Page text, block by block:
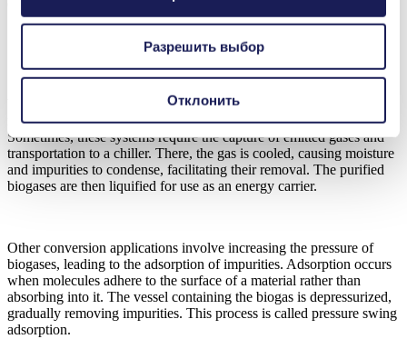
Разрешить выбор
Отклонить
Gas Conversion Applications Present
Several Transfer Challenges
While there are a variety of ways to convert manure pit emissions,
most require challenging processes and complex systems.
Sometimes, these systems require the capture of emitted gases and
transportation to a chiller. There, the gas is cooled, causing moisture
and impurities to condense, facilitating their removal. The purified
biogases are then liquified for use as an energy carrier.
Other conversion applications involve increasing the pressure of
biogases, leading to the adsorption of impurities. Adsorption occurs
when molecules adhere to the surface of a material rather than
absorbing into it. The vessel containing the biogas is depressurized,
gradually removing impurities. This process is called pressure swing
adsorption.